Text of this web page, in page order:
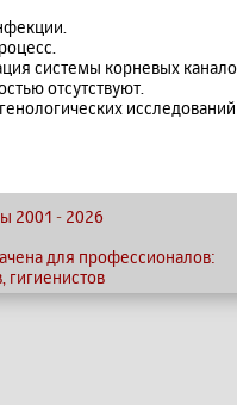
системы корневых
отсутствуют.
2001 - 2026
для профессионалов:
гигиенистов